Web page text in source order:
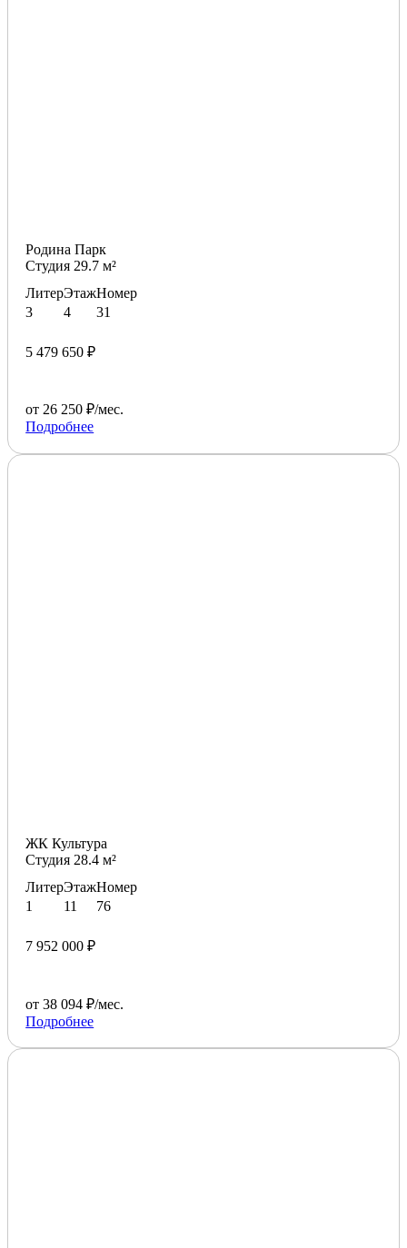
Родина Парк
Студия 29.7 м²
Литер
3
Этаж
4
Номер
31
5 479 650 ₽
от 26 250 ₽/мес.
Подробнее
ЖК Культура
Студия 28.4 м²
Литер
1
Этаж
11
Номер
76
7 952 000 ₽
от 38 094 ₽/мес.
Подробнее